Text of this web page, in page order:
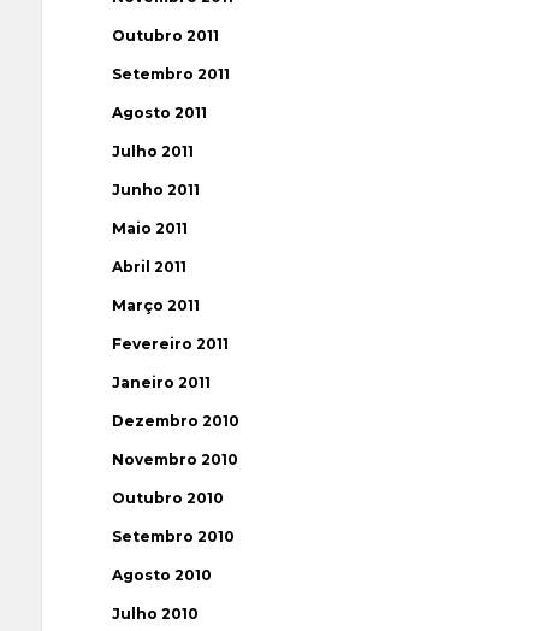
Outubro 2011
Setembro 2011
Agosto 2011
Julho 2011
Junho 2011
Maio 2011
Abril 2011
Março 2011
Fevereiro 2011
Janeiro 2011
Dezembro 2010
Novembro 2010
Outubro 2010
Setembro 2010
Agosto 2010
Julho 2010